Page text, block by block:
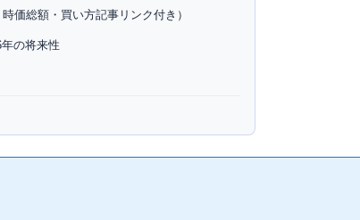
価総額・買い方記事リンク付き）
の将来性